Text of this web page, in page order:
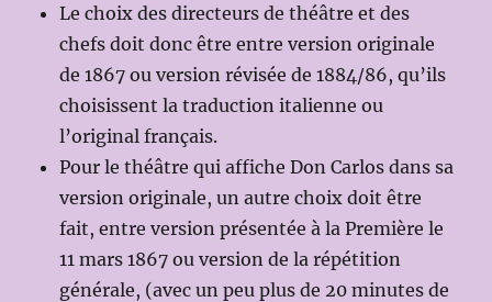
Le choix des directeurs de théâtre et des
chefs doit donc être entre version originale
de 1867 ou version révisée de 1884/86, qu’ils
choisissent la traduction italienne ou
l’original français.
Pour le théâtre qui affiche Don Carlos dans sa
version originale, un autre choix doit être
fait, entre version présentée à la Première le
11 mars 1867 ou version de la répétition
générale, (avec un peu plus de 20 minutes de